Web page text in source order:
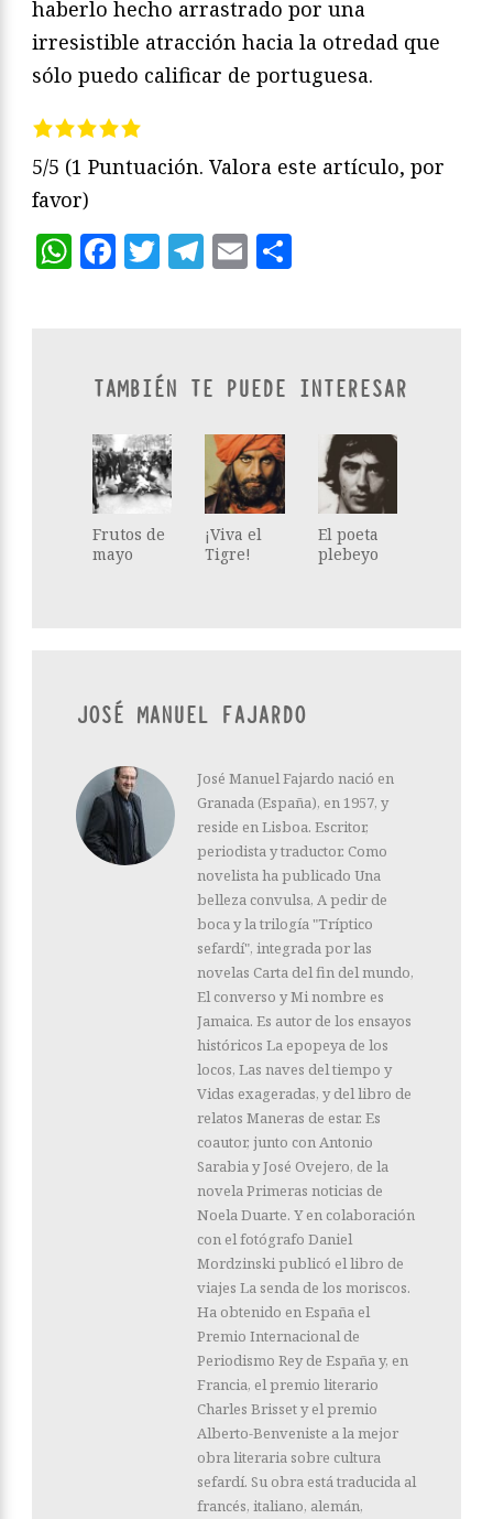
haberlo hecho arrastrado por una
irresistible atracción hacia la otredad que
sólo puedo calificar de portuguesa.
5/5 (1 Puntuación. Valora este artículo, por
favor)
WhatsApp
Facebook
Twitter
Telegram
Email
TAMBIÉN TE PUEDE INTERESAR
Frutos de
mayo
¡Viva el
Tigre!
El poeta
plebeyo
JOSÉ MANUEL FAJARDO
José Manuel Fajardo nació en
Granada (España), en 1957, y
reside en Lisboa. Escritor,
periodista y traductor. Como
novelista ha publicado Una
belleza convulsa, A pedir de
boca y la trilogía "Tríptico
sefardí", integrada por las
novelas Carta del fin del mundo,
El converso y Mi nombre es
Jamaica. Es autor de los ensayos
históricos La epopeya de los
locos, Las naves del tiempo y
Vidas exageradas, y del libro de
relatos Maneras de estar. Es
coautor, junto con Antonio
Sarabia y José Ovejero, de la
novela Primeras noticias de
Noela Duarte. Y en colaboración
con el fotógrafo Daniel
Mordzinski publicó el libro de
viajes La senda de los moriscos.
Ha obtenido en España el
Premio Internacional de
Periodismo Rey de España y, en
Francia, el premio literario
Charles Brisset y el premio
Alberto-Benveniste a la mejor
obra literaria sobre cultura
sefardí. Su obra está traducida al
francés, italiano, alemán,